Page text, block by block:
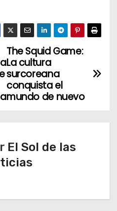
The Squid Game:
La cultura
surcoreana
conquista el
mundo de nuevo
El Sol de las